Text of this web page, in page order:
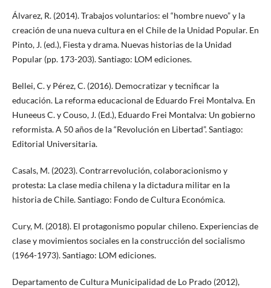
Álvarez, R. (2014). Trabajos voluntarios: el “hombre nuevo” y la
creación de una nueva cultura en el Chile de la Unidad Popular. En
Pinto, J. (ed.), Fiesta y drama. Nuevas historias de la Unidad
Popular (pp. 173-203). Santiago: LOM ediciones.
Bellei, C. y Pérez, C. (2016). Democratizar y tecnificar la
educación. La reforma educacional de Eduardo Frei Montalva. En
Huneeus C. y Couso, J. (Ed.), Eduardo Frei Montalva: Un gobierno
reformista. A 50 años de la “Revolución en Libertad”. Santiago:
Editorial Universitaria.
Casals, M. (2023). Contrarrevolución, colaboracionismo y
protesta: La clase media chilena y la dictadura militar en la
historia de Chile. Santiago: Fondo de Cultura Económica.
Cury, M. (2018). El protagonismo popular chileno. Experiencias de
clase y movimientos sociales en la construcción del socialismo
(1964-1973). Santiago: LOM ediciones.
Departamento de Cultura Municipalidad de Lo Prado (2012),